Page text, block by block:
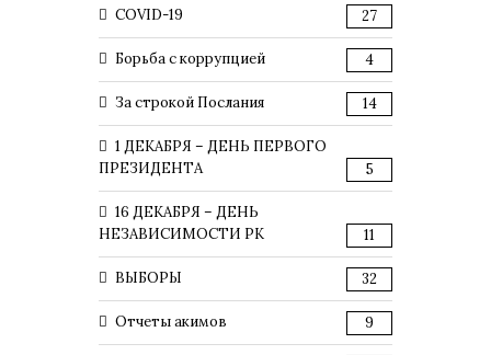
COVID-19 27
Борьба с коррупцией 4
За строкой Послания 14
1 ДЕКАБРЯ – ДЕНЬ ПЕРВОГО
ПРЕЗИДЕНТА
5
16 ДЕКАБРЯ – ДЕНЬ
НЕЗАВИСИМОСТИ РК
11
ВЫБОРЫ 32
Отчеты акимов 9